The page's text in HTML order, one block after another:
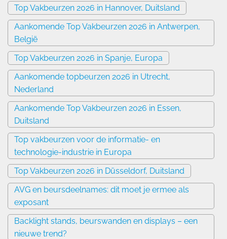
Top Vakbeurzen 2026 in Hannover, Duitsland
Aankomende Top Vakbeurzen 2026 in Antwerpen,
België
Top Vakbeurzen 2026 in Spanje, Europa
Aankomende topbeurzen 2026 in Utrecht,
Nederland
Aankomende Top Vakbeurzen 2026 in Essen,
Duitsland
Top vakbeurzen voor de informatie- en
technologie-industrie in Europa
Top Vakbeurzen 2026 in Düsseldorf, Duitsland
AVG en beursdeelnames: dit moet je ermee als
exposant
Backlight stands, beurswanden en displays – een
nieuwe trend?